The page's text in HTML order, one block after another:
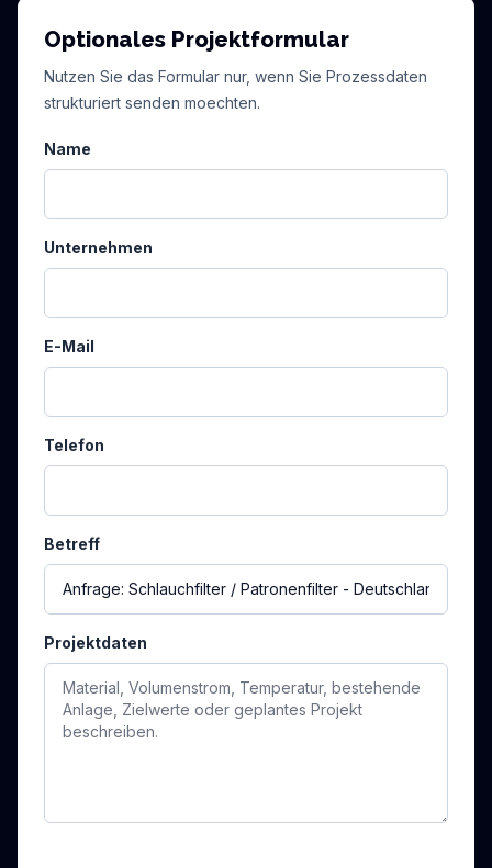
Optionales Projektformular
Nutzen Sie das Formular nur, wenn Sie Prozessdaten
strukturiert senden moechten.
Name
Unternehmen
E-Mail
Telefon
Betreff
Projektdaten